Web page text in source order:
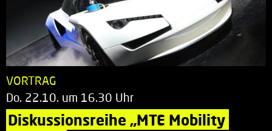
VORTRAG
Do. 22.10. um 16.30 Uhr
Diskussionsreihe „MTE Mobility